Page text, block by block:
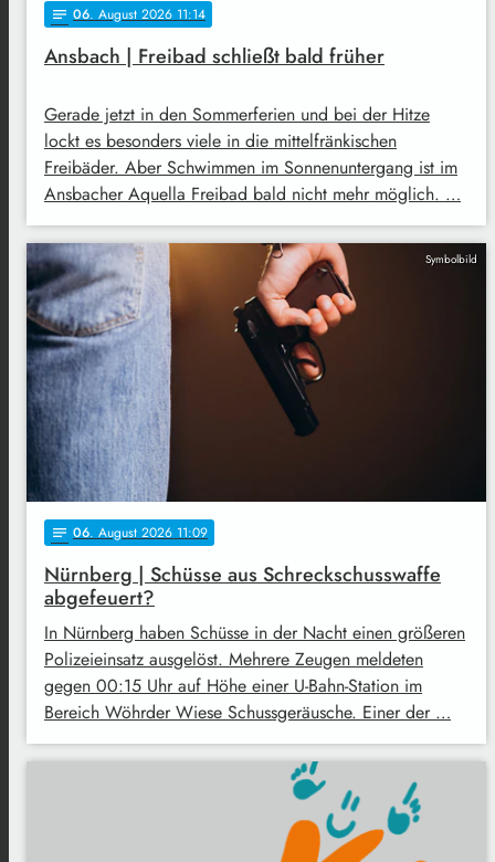
notes 06. August 2026 11:14
Ansbach | Freibad schließt bald früher
Gerade jetzt in den Sommerferien und bei der Hitze
lockt es besonders viele in die mittelfränkischen
Freibäder. Aber Schwimmen im Sonnenuntergang ist im
Ansbacher Aquella Freibad bald nicht mehr möglich. …
Symbolbild
notes 06. August 2026 11:09
Nürnberg | Schüsse aus Schreckschusswaffe
abgefeuert?
In Nürnberg haben Schüsse in der Nacht einen größeren
Polizeieinsatz ausgelöst. Mehrere Zeugen meldeten
gegen 00:15 Uhr auf Höhe einer U-Bahn-Station im
Bereich Wöhrder Wiese Schussgeräusche. Einer der …